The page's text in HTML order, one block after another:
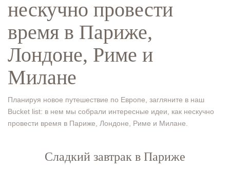
нескучно провести
время в Париже,
Лондоне, Риме и
Милане
Планируя новое путешествие по Европе, загляните в наш
Bucket list: в нем мы собрали интересные идеи, как нескучно
провести время в Париже, Лондоне, Риме и Милане.
Сладкий завтрак в Париже